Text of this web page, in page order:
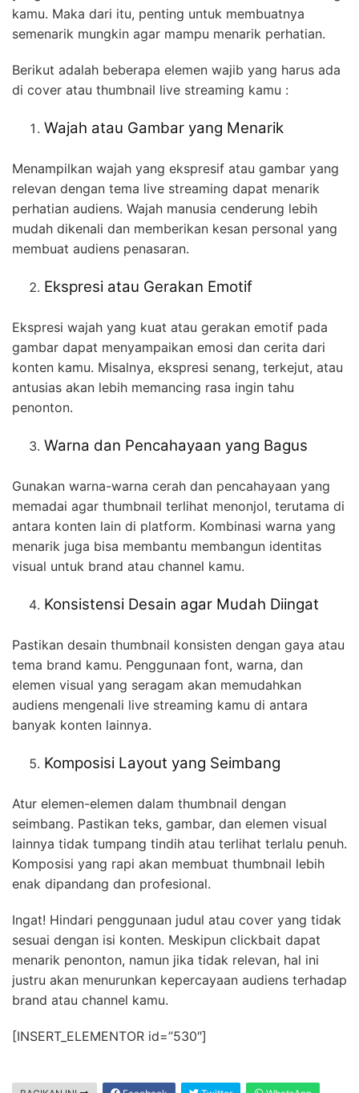
kamu. Maka dari itu, penting untuk membuatnya
semenarik mungkin agar mampu menarik perhatian.
Berikut adalah beberapa elemen wajib yang harus ada
di cover atau thumbnail live streaming kamu :
Wajah atau Gambar yang Menarik
Menampilkan wajah yang ekspresif atau gambar yang
relevan dengan tema live streaming dapat menarik
perhatian audiens. Wajah manusia cenderung lebih
mudah dikenali dan memberikan kesan personal yang
membuat audiens penasaran.
Ekspresi atau Gerakan Emotif
Ekspresi wajah yang kuat atau gerakan emotif pada
gambar dapat menyampaikan emosi dan cerita dari
konten kamu. Misalnya, ekspresi senang, terkejut, atau
antusias akan lebih memancing rasa ingin tahu
penonton.
Warna dan Pencahayaan yang Bagus
Gunakan warna-warna cerah dan pencahayaan yang
memadai agar thumbnail terlihat menonjol, terutama di
antara konten lain di platform. Kombinasi warna yang
menarik juga bisa membantu membangun identitas
visual untuk brand atau channel kamu.
Konsistensi Desain agar Mudah Diingat
Pastikan desain thumbnail konsisten dengan gaya atau
tema brand kamu. Penggunaan font, warna, dan
elemen visual yang seragam akan memudahkan
audiens mengenali live streaming kamu di antara
banyak konten lainnya.
Komposisi Layout yang Seimbang
Atur elemen-elemen dalam thumbnail dengan
seimbang. Pastikan teks, gambar, dan elemen visual
lainnya tidak tumpang tindih atau terlihat terlalu penuh.
Komposisi yang rapi akan membuat thumbnail lebih
enak dipandang dan profesional.
Ingat! Hindari penggunaan judul atau cover yang tidak
sesuai dengan isi konten. Meskipun clickbait dapat
menarik penonton, namun jika tidak relevan, hal ini
justru akan menurunkan kepercayaan audiens terhadap
brand atau channel kamu.
[INSERT_ELEMENTOR id=”530″]